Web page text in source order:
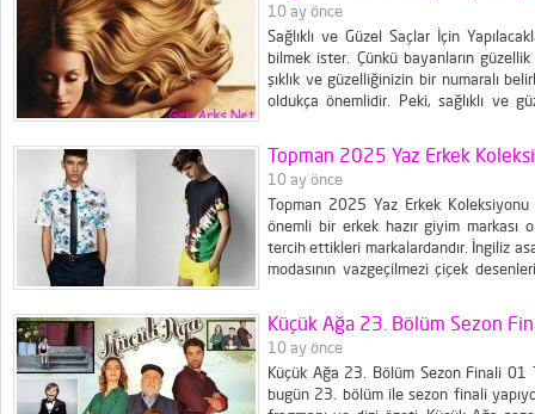
10 ay önce
Sağlıklı ve Güzel Saçlar İçin
bilmek ister. Çünkü bayanların güzellik
şıklık ve güzelliğinizin bir numaralı
oldukça önemlidir. Peki, sağlıklı ve
Topman 2025 Yaz Erkek
10 ay önce
Topman 2025 Yaz Erkek
önemli bir erkek hazır giyim markası
tercih ettikleri markalardandır. İngiliz
modasının vazgeçilmezi çiçek
Küçük Ağa 23. Bölüm Sezon
10 ay önce
Küçük Ağa 23. Bölüm Sezon Finali 01
bugün 23. bölüm ile sezon finali